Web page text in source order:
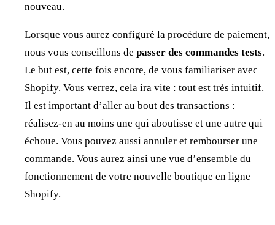
nouveau.
Lorsque vous aurez configuré la procédure de paiement,
nous vous conseillons de passer des commandes tests.
Le but est, cette fois encore, de vous familiariser avec
Shopify. Vous verrez, cela ira vite : tout est très intuitif.
Il est important d’aller au bout des transactions :
réalisez-en au moins une qui aboutisse et une autre qui
échoue. Vous pouvez aussi annuler et rembourser une
commande. Vous aurez ainsi une vue d’ensemble du
fonctionnement de votre nouvelle boutique en ligne
Shopify.